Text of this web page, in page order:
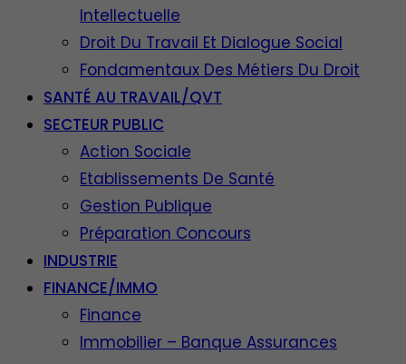
Intellectuelle
Droit Du Travail Et Dialogue Social
Fondamentaux Des Métiers Du Droit
SANTÉ AU TRAVAIL/QVT
SECTEUR PUBLIC
Action Sociale
Etablissements De Santé
Gestion Publique
Préparation Concours
INDUSTRIE
FINANCE/IMMO
Finance
Immobilier – Banque Assurances